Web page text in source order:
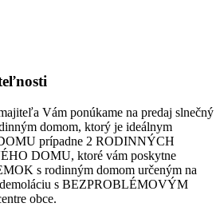
Vám ponúkame na predaj slnečný
domom, ktorý je ideálnym
prípadne 2 RODINNÝCH
DOMU, ktoré vám poskytne
s rodinným domom určeným na
s BEZPROBLÉMOVÝM
obce.